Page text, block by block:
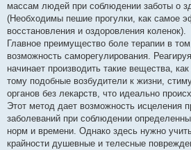
массам людей при соблюдении заботы о
(Необходимы пешие прогулки, как самое
восстановления и оздоровления коленок).
Главное преимущество боле терапии в
возможность саморегулирования.
начинает производить такие вещества,
тому подобные возбудители к жизни,
органов без лекарств, что идеально
Этот метод дает возможность исцеления
заболеваний при соблюдении
норм и времени. Однако здесь нужно
крайности душевные и телесные